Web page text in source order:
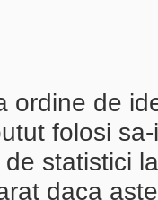
ordine de
folosi
de statistici
daca